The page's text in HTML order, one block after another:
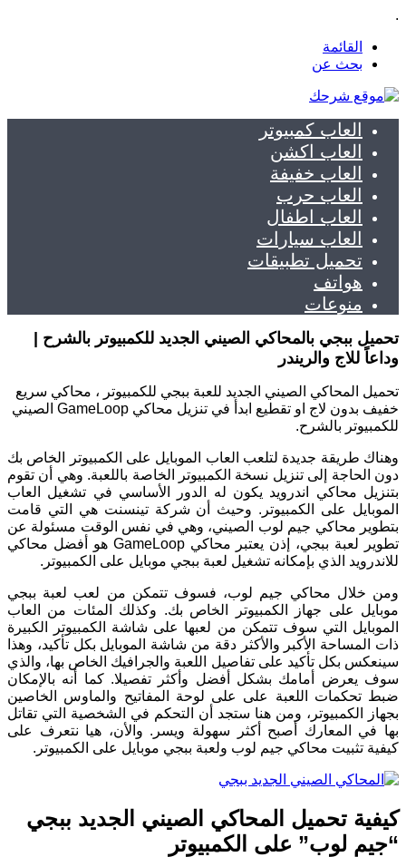
.
القائمة
بحث عن
العاب كمبيوتر
العاب اكشن
العاب خفيفة
العاب حرب
العاب اطفال
العاب سيارات
تحميل تطبيقات
هواتف
منوعات
تحميل ببجي بالمحاكي الصيني الجديد للكمبيوتر بالشرح |
وداعاً للاج والريندر
تحميل المحاكي الصيني الجديد للعبة ببجي للكمبيوتر ، محاكي سريع
خفيف بدون لاج او تقطيع ابدأ في تنزيل محاكي GameLoop الصيني
للكمبيوتر بالشرح.
وهناك طريقة جديدة لتلعب العاب الموبايل على الكمبيوتر الخاص بك
دون الحاجة إلى تنزيل نسخة الكمبيوتر الخاصة باللعبة. وهي أن تقوم
بتنزيل محاكي اندرويد يكون له الدور الأساسي في تشغيل العاب
الموبايل على الكمبيوتر. وحيث أن شركة تينسنت هي التي قامت
بتطوير محاكي جيم لوب الصيني، وهي في نفس الوقت مسئولة عن
تطوير لعبة ببجي، إذن يعتبر محاكي GameLoop هو أفضل محاكي
للاندرويد الذي بإمكانه تشغيل لعبة ببجي موبايل على الكمبيوتر.
ومن خلال محاكي جيم لوب، فسوف تتمكن من لعب لعبة ببجي
موبايل على جهاز الكمبيوتر الخاص بك. وكذلك المئات من العاب
الموبايل التي سوف تتمكن من لعبها على شاشة الكمبيوتر الكبيرة
ذات المساحة الأكبر والأكثر دقة من شاشة الموبايل بكل تأكيد، وهذا
سينعكس بكل تأكيد على تفاصيل اللعبة والجرافيك الخاص بها، والذي
سوف يعرض أمامك بشكل أفضل وأكثر تفصيلا. كما أنه بالإمكان
ضبط تحكمات اللعبة على على لوحة المفاتيح والماوس الخاصين
بجهاز الكمبيوتر، ومن هنا ستجد أن التحكم في الشخصية التي تقاتل
بها في المعارك أصبح أكثر سهولة ويسر. والأن، هيا نتعرف على
كيفية تثبيت محاكي جيم لوب ولعبة ببجي موبايل على الكمبيوتر.
كيفية تحميل المحاكي الصيني الجديد ببجي
“جيم لوب” على الكمبيوتر